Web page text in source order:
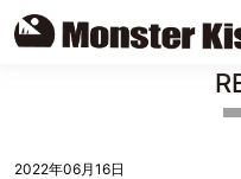
2022年06月16日